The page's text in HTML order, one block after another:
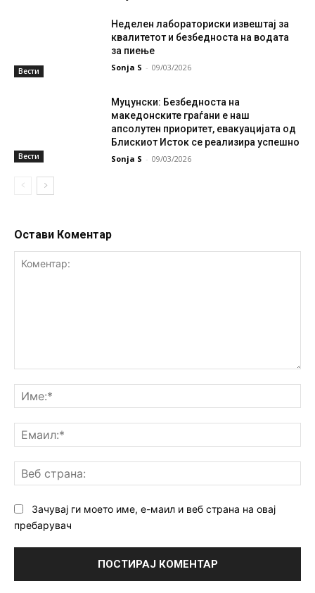
Вести
Неделен лабораториски извештај за
квалитетот и безбедноста на водата
за пиење
Sonja S - 09/03/2026
Вести
Муцунски: Безбедноста на
македонските граѓани е наш
апсолутен приоритет, евакуацијата од
Блискиот Исток се реализира успешно
Sonja S - 09/03/2026
Остави Коментар
Зачувај ги моето име, е-маил и веб страна на овај
пребарувач